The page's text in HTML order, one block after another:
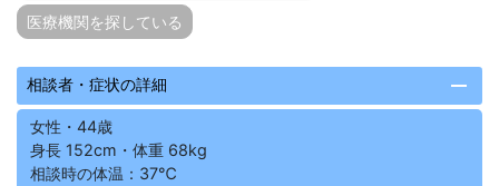
医療機関を探している
相談者・症状の詳細 remove
女性・44歳
身長 152cm・体重 68kg
相談時の体温：37℃